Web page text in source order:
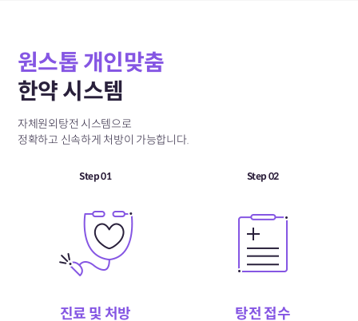
원스톱 개인맞춤
한약 시스템
자체원외탕전 시스템으로
정확하고 신속하게 처방이 가능합니다.
Step 01
진료 및 처방
Step 02
탕전 접수